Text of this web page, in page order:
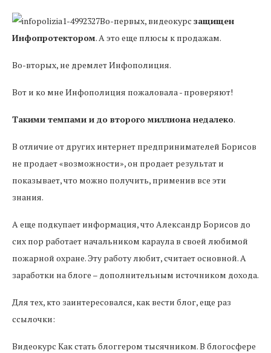
Во-первых, видеокурс защищен
Инфопротектором. А это еще плюсы к продажам.
Во-вторых, не дремлет Инфополиция.
Вот и ко мне Инфополиция пожаловала - проверяют!
Такими темпами и до второго миллиона недалеко.
В отличие от других интернет предпринимателей Борисов
не продает «возможности», он продает результат и
показывает, что можно получить, применив все эти
знания.
А еще подкупает информация, что Александр Борисов до
сих пор работает начальником караула в своей любимой
пожарной охране. Эту работу любит, считает основной. А
заработки на блоге – дополнительным источником дохода.
Для тех, кто заинтересовался, как вести блог, еще раз
ссылочки:
Видеокурс Как стать блоггером тысячником. В блогосфере